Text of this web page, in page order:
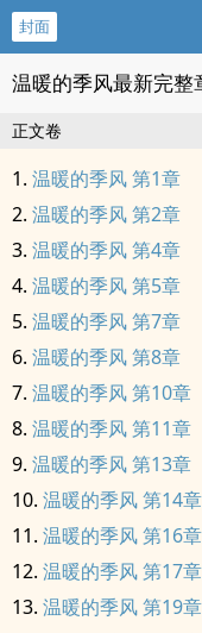
封面
温暖的季风最新完整
正文卷
温暖的季风 第1章
温暖的季风 第2章
温暖的季风 第4章
温暖的季风 第5章
温暖的季风 第7章
温暖的季风 第8章
温暖的季风 第10章
温暖的季风 第11章
温暖的季风 第13章
温暖的季风 第14章
温暖的季风 第16章
温暖的季风 第17章
温暖的季风 第19章